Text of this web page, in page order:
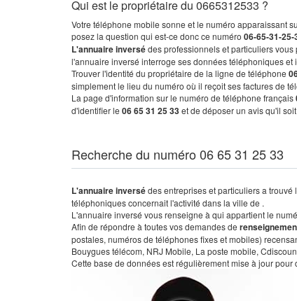
Qui est le propriétaire du 0665312533 ?
Votre téléphone mobile sonne et le numéro apparaissant
posez la question qui est-ce donc ce numéro 06-65-31-25-
L'annuaire inversédes professionnels et particuliers
l'annuaire inversé interroge ses données téléphoniques
Trouver l'identité du propriétaire de la ligne de téléphone
simplement le lieu du numéro où il reçoit ses factures de
La page d'information sur le numéro de téléphone français
d'identifier le 06 65 31 25 33et de déposer un avis qu'il
Recherche du numéro 06 65 31 25 33
L'annuaire inversédes entreprises et particuliers a trouvé
téléphoniques concernait l'activité dans la ville de .
L'annuaire inversé vous renseigne à qui appartient le
Afin de répondre à toutes vos demandes de
postales, numéros de téléphones fixes et mobiles)
Bouygues télécom, NRJ Mobile, La poste mobile,
Cette base de données est régulièrement mise à jour